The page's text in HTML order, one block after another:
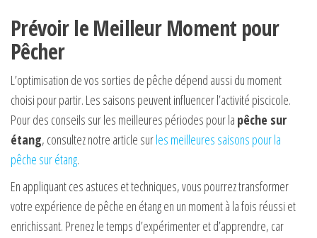
Prévoir le Meilleur Moment pour
Pêcher
L’optimisation de vos sorties de pêche dépend aussi du moment
choisi pour partir. Les saisons peuvent influencer l’activité piscicole.
Pour des conseils sur les meilleures périodes pour la pêche sur
étang, consultez notre article surles meilleures saisons pour la
pêche sur étang.
En appliquant ces astuces et techniques, vous pourrez transformer
votre expérience de pêche en étang en un moment à la fois réussi et
enrichissant. Prenez le temps d’expérimenter et d’apprendre, car